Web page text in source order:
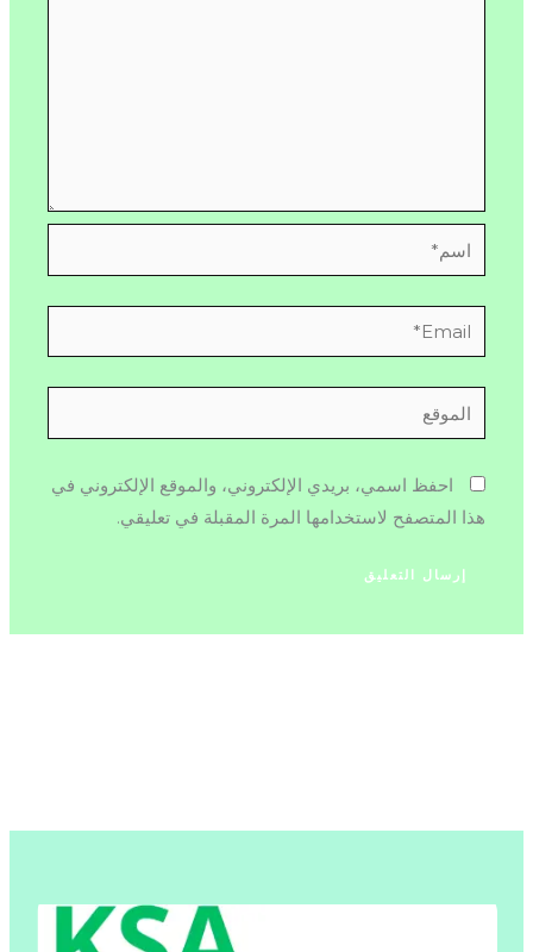
اسم*
Email*
الموقع
احفظ اسمي، بريدي الإلكتروني، والموقع الإلكتروني في
هذا المتصفح لاستخدامها المرة المقبلة في تعليقي.